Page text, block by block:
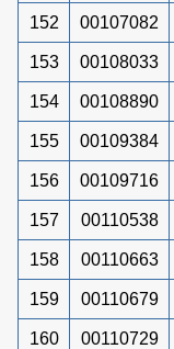
152 00107082
153 00108033
154 00108890
155 00109384
156 00109716
157 00110538
158 00110663
159 00110679
160 00110729